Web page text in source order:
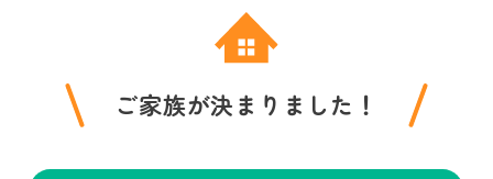
ご家族が決まりました！